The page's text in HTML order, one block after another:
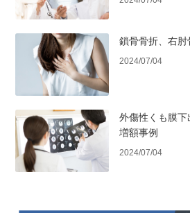
鎖骨骨折、右肘
2024/07/04
外傷性くも膜
増額事例
2024/07/04